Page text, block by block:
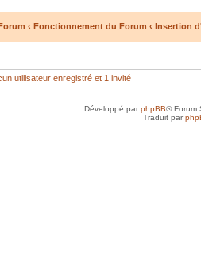
‹ Fonctionnement du Forum ‹ Insertion
utilisateur enregistré et 1 invité
Développé parphpBB® Forum
Traduit par